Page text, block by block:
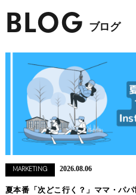
BLOG ブログ
MARKETING 2026.08.06
夏本番「次どこ行く？」ママ・パ